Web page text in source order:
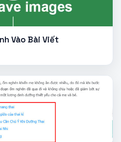
Vào Bài Viết